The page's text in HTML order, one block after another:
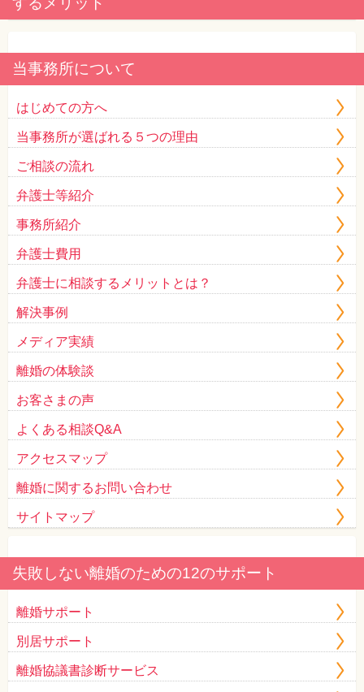
当事務所について
はじめての方へ
当事務所が選ばれる５つの理由
ご相談の流れ
弁護士等紹介
事務所紹介
弁護士費用
弁護士に相談するメリットとは？
解決事例
メディア実績
離婚の体験談
お客さまの声
よくある相談Q&A
アクセスマップ
離婚に関するお問い合わせ
サイトマップ
失敗しない離婚のための12のサポート
離婚サポート
別居サポート
離婚協議書診断サービス